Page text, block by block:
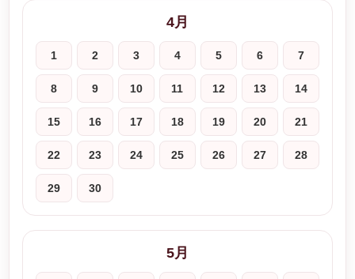
4月
1 2 3 4 5 6 7
8 9 10 11 12 13 14
15 16 17 18 19 20 21
22 23 24 25 26 27 28
29 30
5月